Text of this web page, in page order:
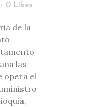
0 Likes
de la
las
opera el